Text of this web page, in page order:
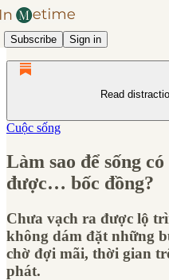
Subscribe Sign in
Read
Cuộc sống
Làm sao để sống
được… bốc đồng?
Chưa vạch ra được lộ
không dám đặt những
chờ đợi mãi, thời gian
phát.